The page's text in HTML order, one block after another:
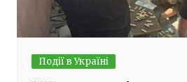
Події в Україні